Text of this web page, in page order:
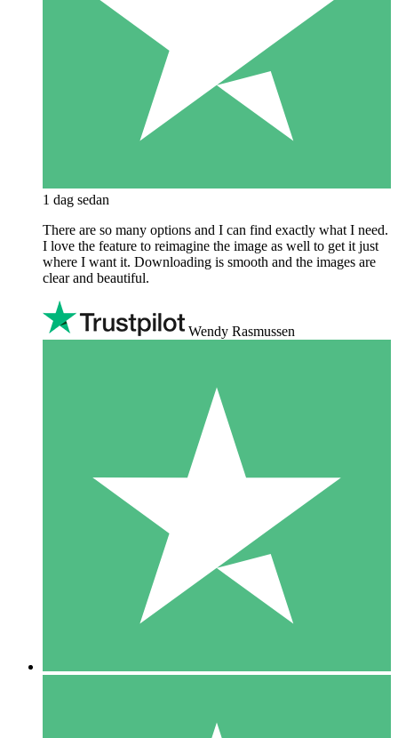
1 dag sedan
There are so many options and I can find exactly what I need.
I love the feature to reimagine the image as well to get it just
where I want it. Downloading is smooth and the images are
clear and beautiful.
Wendy Rasmussen